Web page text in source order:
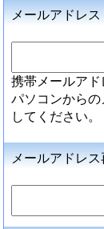
メールアドレス
携帯メールアド
パソコンから
してください。
メールアドレ